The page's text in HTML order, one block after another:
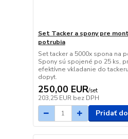
Set Tacker a spony pre
potrubia
Set tacker a 5000x spona na
Spony sú spojené po 25 ks,
efektívne vkladanie do
dopyt.
250,00 EUR/set
203,25 EUR bez DPH
Pridať